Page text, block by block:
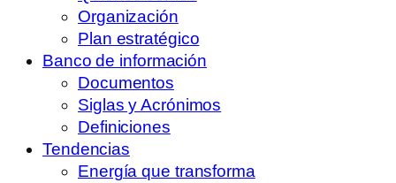
Organización
Plan estratégico
Banco de información
Documentos
Siglas y Acrónimos
Definiciones
Tendencias
Energía que transforma